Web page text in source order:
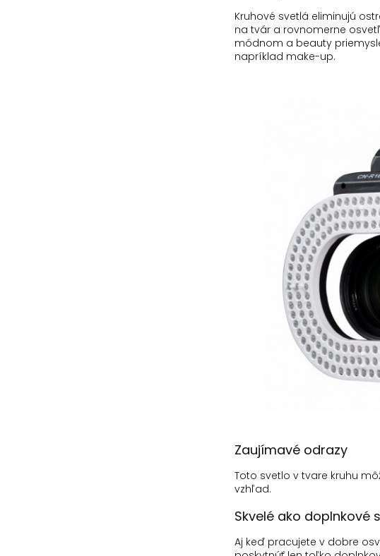
Kruhové svetlá eliminujú
na tvár a rovnomerne
módnom a beauty
napríklad make-up.
Zaujímavé odrazy
Toto svetlo v tvare kruhu
vzhľad.
Skvelé ako doplnkové
Aj keď pracujete v dobre